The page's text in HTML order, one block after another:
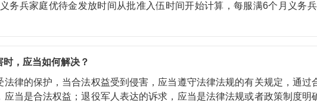
兵家庭优待金发放时间从批准入伍时间开始计算，每服满6个月义务
，应当如何解决？
保护，当合法权益受到侵害，应当遵守法律法规的有关规定，通过
当是合法权益；退役军人表达的诉求，应当是法律法规或者政策制度